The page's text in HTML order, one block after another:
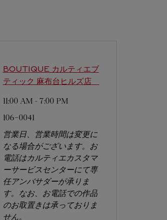
BOUTIQUE カルティエブ
ティック 麻布台ヒルズ店
11:00 AM - 7:00 PM
106-0041
営業日、営業時間は変更に
なる場合がございます。お
電話はカルティエカスタマ
ーサービスセンターにて専
任アンバサダーが承りま
す。なお、お電話での作品
のお取置きは承っておりま
せん。